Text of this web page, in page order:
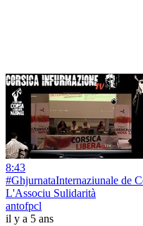
8:43
#GhjurnataInternaziunale de
L'Associu Sulidarità
antofpcl
il y a 5 ans